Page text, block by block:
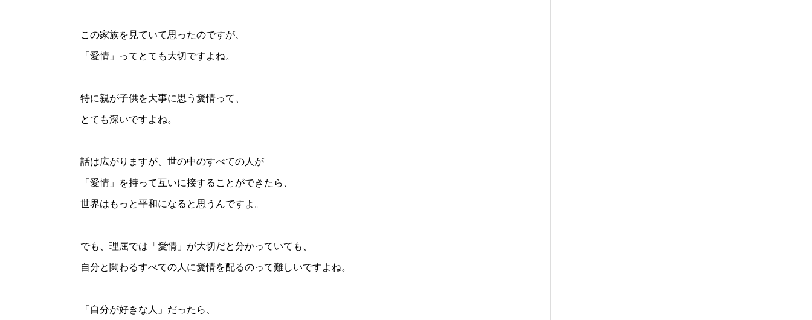
この家族を見ていて思ったのですが、
「愛情」ってとても大切ですよね。
特に親が子供を大事に思う愛情って、
とても深いですよね。
話は広がりますが、世の中のすべての人が
「愛情」を持って互いに接することができたら、
世界はもっと平和になると思うんですよ。
でも、理屈では「愛情」が大切だと分かっていても、
自分と関わるすべての人に愛情を配るのって難しいですよね。
「自分が好きな人」だったら、